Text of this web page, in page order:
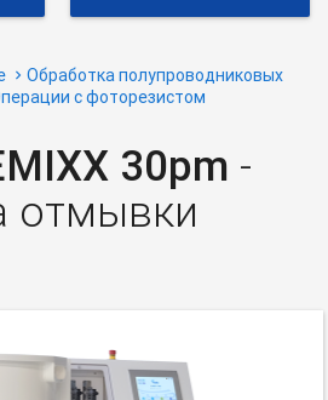
Обработка полупроводниковых
с фоторезистом
30pm -
отмывки